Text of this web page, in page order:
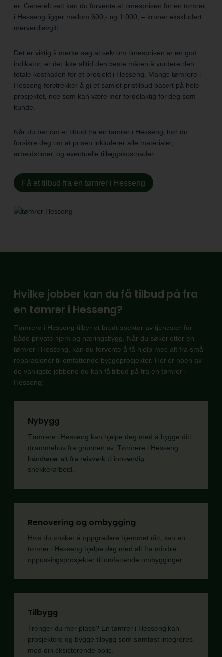
er. Generelt sett kan du forvente at timesprisen for en tømrer
i Hesseng ligger mellom 600,- og 1.000, – kroner ekskludert
merverdiavgift.
Det er viktig å merke seg at selv om timesprisen er en god
indikator, er det ikke alltid den beste måten å vurdere den
totale kostnaden for et prosjekt i Hesseng. Mange tømrere i
Hesseng foretrekker å gi et samlet pristilbud basert på hele
prosjektet, noe som kan være mer fordelaktig for deg som
kunde.
Når du ber om et tilbud fra en tømrer i Hesseng, bør du
forsikre deg om at prisen inkluderer alle materialer,
arbeidstimer, og eventuelle tilleggskostnader.
Få et tilbud fra en tømrer i Hesseng
Hvilke jobber kan du få tilbud på fra
en tømrer i Hesseng?
Tømrere i Hesseng tilbyr et bredt spekter av tjenester for
både private hjem og næringsbygg. Når du søker etter en
tømrer i Hesseng, kan du forvente å få hjelp med alt fra små
reparasjoner til omfattende byggeprosjekter. Her er noen av
de vanligste jobbene du kan få tilbud på fra en tømrer i
Hesseng:
Nybygg
Tømrere i Hesseng kan hjelpe deg med å bygge ditt
drømmehus fra grunnen av. Tømrere i Hesseng
håndterer alt fra reisverk til innvendig
snekkerarbeid.
Renovering og ombygging
Hvis du ønsker å oppgradere hjemmet ditt, kan en
tømrer i Hesseng hjelpe deg med alt fra mindre
oppussingsprosjekter til omfattende ombygginger.
Tilbygg
Trenger du mer plass? En tømrer i Hesseng kan
prosjektere og bygge tilbygg som sømløst integreres
med din eksisterende bolig.